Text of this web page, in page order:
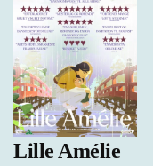
Lille Amélie